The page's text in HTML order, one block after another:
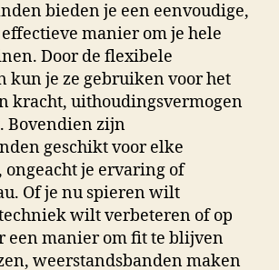
bieden je een eenvoudige,
manier om je hele
Door de flexibele
kun je ze gebruiken voor het
kracht, uithoudingsvermogen
zijn
geschikt voor elke
je ervaring of
Of je nu spieren wilt
wilt verbeteren of op
een manier om fit te blijven
weerstandsbanden maken